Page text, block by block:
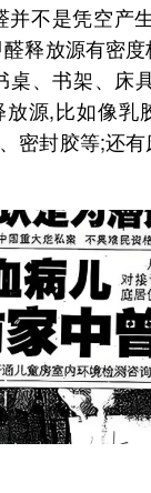
并不是凭空产
释放源有密
桌、书架、床
源,比如像乳
密封胶等;还